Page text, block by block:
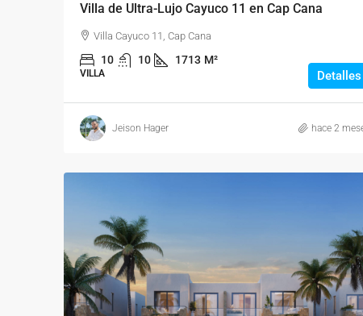
Villa de Ultra-Lujo Cayuco 11 en Cap Cana
Villa Cayuco 11, Cap Cana
10 10 1713 M²
VILLA Detalles
Jeison Hager hace 2